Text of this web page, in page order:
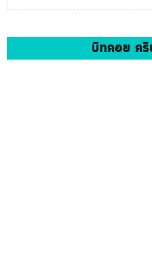
บิทคอย คริ